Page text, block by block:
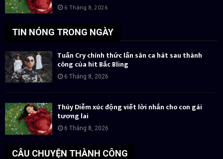
6 Tháng 8, 2026
TIN NÓNG TRONG NGÀY
Tuấn Cry chính thức lấn sân ca hát sau thành
công của hit Bắc Bling
6 Tháng 8, 2026
Thúy Diễm xúc động viết lời nhắn cho con gái
tương lai
6 Tháng 8, 2026
CÂU CHUYỆN THÀNH CÔNG